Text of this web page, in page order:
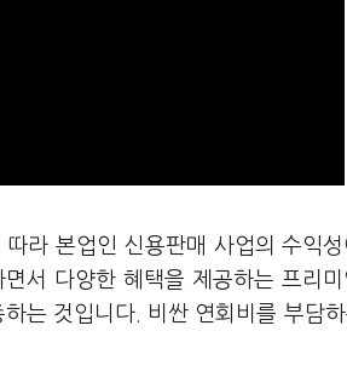
라 본업인 신용판매 사업의 수익
서 다양한 혜택을 제공하는 프리미
는 것입니다. 비싼 연회비를 부담하